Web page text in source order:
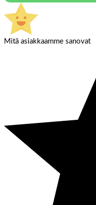
Mitä asiakkaamme sanovat